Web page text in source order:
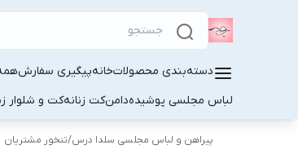
دسته‌بندی محصولاتخانهپیگیری سفارش
لباس مجلسی پوشیدهدامنکت زنانهکت و شلوار
پیراهن و لباس مجلسی سلدا درس/تنخور مشتریان